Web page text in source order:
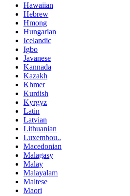
Hawaiian
Hebrew
Hmong
Hungarian
Icelandic
Igbo
Javanese
Kannada
Kazakh
Khmer
Kurdish
Kyrgyz
Latin
Latvian
Lithuanian
Luxembou..
Macedonian
Malagasy
Malay
Malayalam
Maltese
Maori